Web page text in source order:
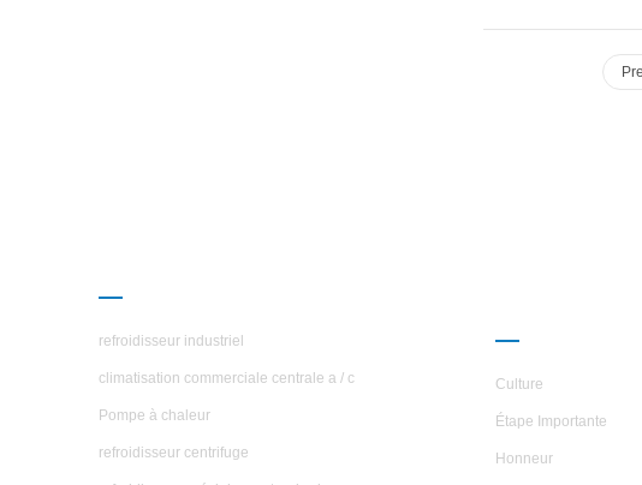
refroidisseur industriel
climatisation commerciale centrale a / c
Pompe à chaleur
refroidisseur centrifuge
Culture
Étape Importante
Honneur